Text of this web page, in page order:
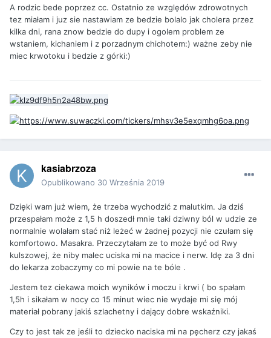
A rodzic bede poprzez cc. Ostatnio ze względów zdrowotnych
tez miałam i juz sie nastawiam ze bedzie bolalo jak cholera przez
kilka dni, rana znow bedzie do dupy i ogolem problem ze
wstaniem, kichaniem i z porzadnym chichotem:) ważne zeby nie
miec krwotoku i bedzie z górki:)
kasiabrzoza
Opublikowano 30 Września 2019
Dzięki wam już wiem, że trzeba wychodzić z malutkim. Ja dziś
przespałam może z 1,5 h doszedł mnie taki dziwny ból w udzie ze
normalnie wolałam stać niż leżeć w żadnej pozycji nie czułam się
komfortowo. Masakra. Przeczytałam ze to może być od Rwy
kulszowej, że niby malec uciska mi na macice i nerw. Idę za 3 dni
do lekarza zobaczymy co mi powie na te bóle .
Jestem tez ciekawa moich wyników i moczu i krwi ( bo spałam
1,5h i sikałam w nocy co 15 minut wiec nie wydaje mi się mój
materiał pobrany jakiś szlachetny i dający dobre wskaźniki.
Czy to jest tak ze jeśli to dziecko naciska mi na pęcherz czy jakaś